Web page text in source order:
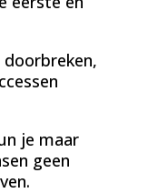
je maar
geen